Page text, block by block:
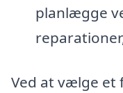
planlægge
Ved at vælge et